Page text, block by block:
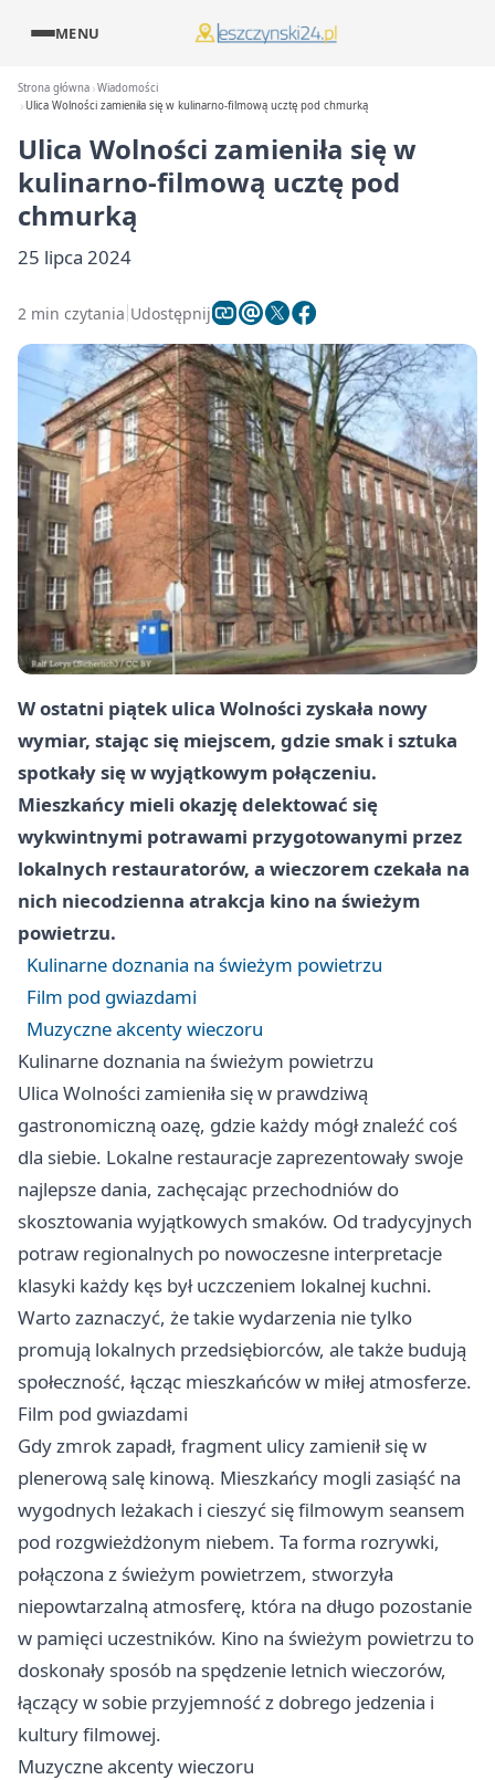
MENU
Strona główna Wiadomości
Ulica Wolności zamieniła się w kulinarno-filmową ucztę pod chmurką
Ulica Wolności zamieniła się w
kulinarno-filmową ucztę pod
chmurką
25 lipca 2024
2 min czytania Udostępnij
W ostatni piątek ulica Wolności zyskała nowy
wymiar, stając się miejscem, gdzie smak i sztuka
spotkały się w wyjątkowym połączeniu.
Mieszkańcy mieli okazję delektować się
wykwintnymi potrawami przygotowanymi przez
lokalnych restauratorów, a wieczorem czekała na
nich niecodzienna atrakcja kino na świeżym
powietrzu.
Kulinarne doznania na świeżym powietrzu
Film pod gwiazdami
Muzyczne akcenty wieczoru
Kulinarne doznania na świeżym powietrzu
Ulica Wolności zamieniła się w prawdziwą
gastronomiczną oazę, gdzie każdy mógł znaleźć coś
dla siebie. Lokalne restauracje zaprezentowały swoje
najlepsze dania, zachęcając przechodniów do
skosztowania wyjątkowych smaków. Od tradycyjnych
potraw regionalnych po nowoczesne interpretacje
klasyki każdy kęs był uczczeniem lokalnej kuchni.
Warto zaznaczyć, że takie wydarzenia nie tylko
promują lokalnych przedsiębiorców, ale także budują
społeczność, łącząc mieszkańców w miłej atmosferze.
Film pod gwiazdami
Gdy zmrok zapadł, fragment ulicy zamienił się w
plenerową salę kinową. Mieszkańcy mogli zasiąść na
wygodnych leżakach i cieszyć się filmowym seansem
pod rozgwieżdżonym niebem. Ta forma rozrywki,
połączona z świeżym powietrzem, stworzyła
niepowtarzalną atmosferę, która na długo pozostanie
w pamięci uczestników. Kino na świeżym powietrzu to
doskonały sposób na spędzenie letnich wieczorów,
łączący w sobie przyjemność z dobrego jedzenia i
kultury filmowej.
Muzyczne akcenty wieczoru